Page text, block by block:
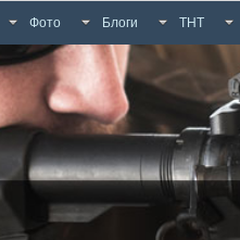
Фото Блоги ТНТ